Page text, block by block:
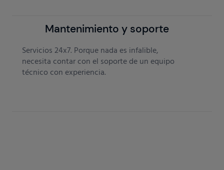
Mantenimiento y soporte
Servicios 24x7. Porque nada es infalible,
necesita contar con el soporte de un equipo
técnico con experiencia.